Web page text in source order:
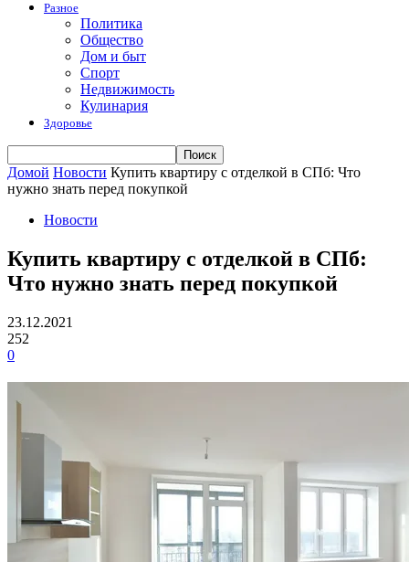
Разное
Политика
Общество
Дом и быт
Спорт
Недвижимость
Кулинария
Здоровье
Домой Новости Купить квартиру с отделкой в СПб: Что
нужно знать перед покупкой
Новости
Купить квартиру с отделкой в СПб:
Что нужно знать перед покупкой
23.12.2021
252
0